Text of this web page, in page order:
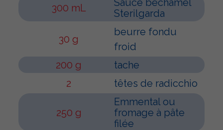
300 mL
Sauce béchamel
Sterilgarda
30 g
beurre fondu
froid
200 g
tache
2
têtes de radicchio
250 g
Emmental ou
fromage à pâte
filée